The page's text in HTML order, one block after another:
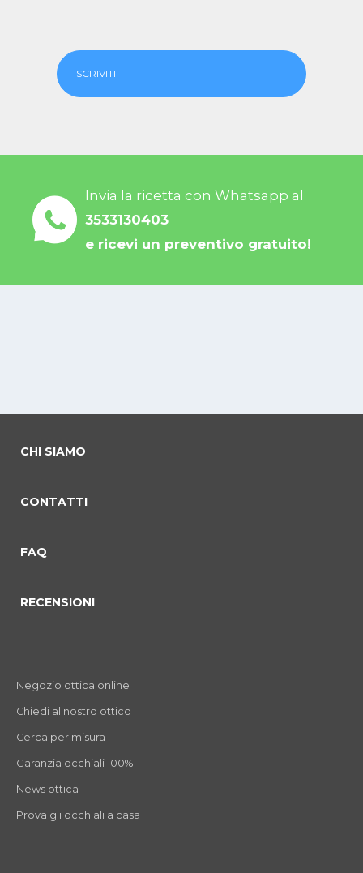
ISCRIVITI
Invia la ricetta con Whatsapp al
3533130403
e ricevi un preventivo gratuito!
CHI SIAMO
CONTATTI
FAQ
RECENSIONI
Negozio ottica online
Chiedi al nostro ottico
Cerca per misura
Garanzia occhiali 100%
News ottica
Prova gli occhiali a casa